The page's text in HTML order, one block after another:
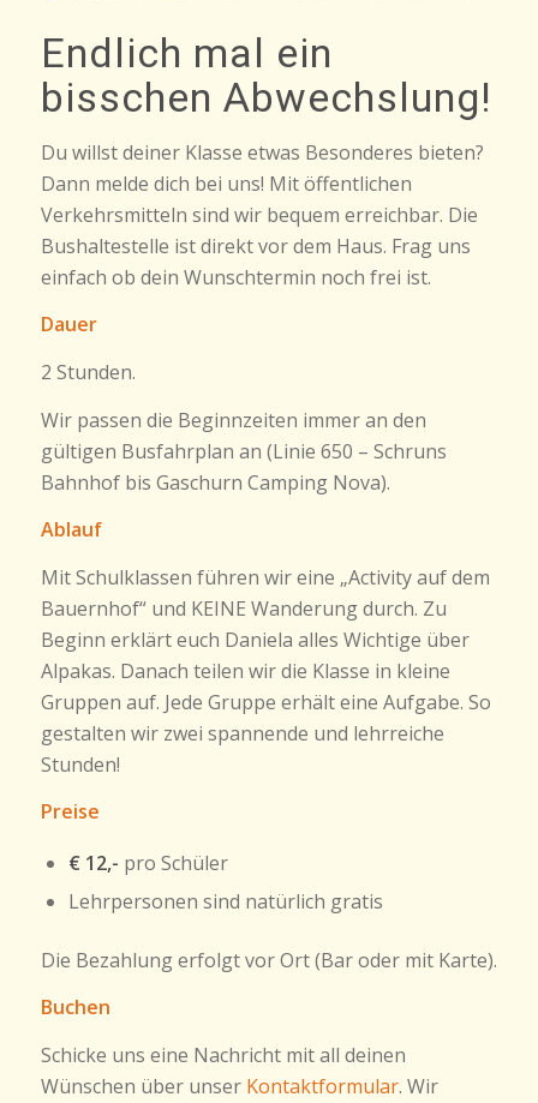
Endlich mal ein
bisschen Abwechslung!
Du willst deiner Klasse etwas Besonderes bieten?
Dann melde dich bei uns! Mit öffentlichen
Verkehrsmitteln sind wir bequem erreichbar. Die
Bushaltestelle ist direkt vor dem Haus. Frag uns
einfach ob dein Wunschtermin noch frei ist.
Dauer
2 Stunden.
Wir passen die Beginnzeiten immer an den
gültigen Busfahrplan an (Linie 650 – Schruns
Bahnhof bis Gaschurn Camping Nova).
Ablauf
Mit Schulklassen führen wir eine „Activity auf dem
Bauernhof“ und KEINE Wanderung durch. Zu
Beginn erklärt euch Daniela alles Wichtige über
Alpakas. Danach teilen wir die Klasse in kleine
Gruppen auf. Jede Gruppe erhält eine Aufgabe. So
gestalten wir zwei spannende und lehrreiche
Stunden!
Preise
€ 12,- pro Schüler
Lehrpersonen sind natürlich gratis
Die Bezahlung erfolgt vor Ort (Bar oder mit Karte).
Buchen
Schicke uns eine Nachricht mit all deinen
Wünschen über unser Kontaktformular. Wir